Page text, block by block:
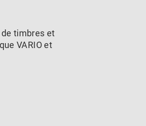
timbres et
VARIO et